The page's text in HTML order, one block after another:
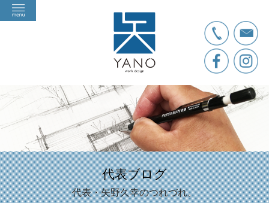
代表ブログ
代表・矢野久幸のつれづれ。